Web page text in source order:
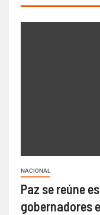
NACIONAL
Paz se reúne
gobernadores